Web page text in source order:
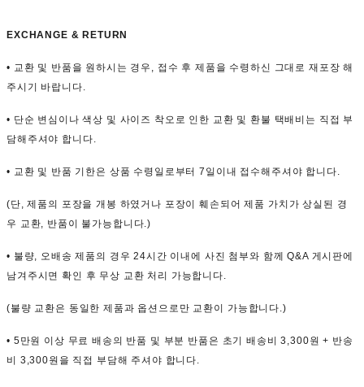
EXCHANGE & RETURN
• 교환 및 반품을 원하시는 경우, 접수 후 제품을 수령하신 그대로 재포장 해
주시기 바랍니다.
• 단순 변심이나 색상 및 사이즈 착오로 인한 교환 및 환불 택배비는 직접 부
담해주셔야 합니다.
• 교환 및 반품 기한은 상품 수령일로부터 7일이내 접수해주셔야 합니다.
(단, 제품의 포장을 개봉 하였거나 포장이 훼손되어 제품 가치가 상실된 경
우 교환, 반품이 불가능합니다.)
• 불량, 오배송 제품의 경우 24시간 이내에 사진 첨부와 함께 Q&A 게시판에
남겨주시면 확인 후 무상 교환 처리 가능합니다.
(불량 교환은 동일한 제품과 옵션으로만 교환이 가능합니다.)
• 5만원 이상 무료 배송의 반품 및 부분 반품은 초기 배송비 3,300원 + 반송
비 3,300원을 직접 부담해 주셔야 합니다.